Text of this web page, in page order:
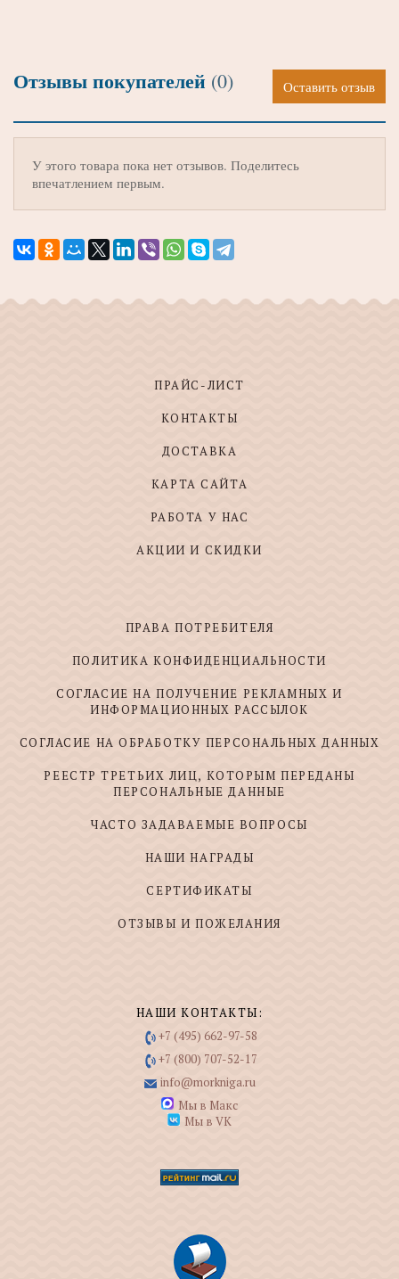
Отзывы покупателей (0) Оставить отзыв
У этого товара пока нет отзывов. Поделитесь
впечатлением первым.
ПРАЙС-ЛИСТ
КОНТАКТЫ
ДОСТАВКА
КАРТА САЙТА
РАБОТА У НАС
АКЦИИ И СКИДКИ
ПРАВА ПОТРЕБИТЕЛЯ
ПОЛИТИКА КОНФИДЕНЦИАЛЬНОСТИ
СОГЛАСИЕ НА ПОЛУЧЕНИЕ РЕКЛАМНЫХ И
ИНФОРМАЦИОННЫХ РАССЫЛОК
СОГЛАСИЕ НА ОБРАБОТКУ ПЕРСОНАЛЬНЫХ ДАННЫХ
РЕЕСТР ТРЕТЬИХ ЛИЦ, КОТОРЫМ ПЕРЕДАНЫ
ПЕРСОНАЛЬНЫЕ ДАННЫЕ
ЧАСТО ЗАДАВАЕМЫЕ ВОПРОСЫ
НАШИ НАГРАДЫ
СЕРТИФИКАТЫ
ОТЗЫВЫ И ПОЖЕЛАНИЯ
НАШИ КОНТАКТЫ:
+7 (495) 662-97-58
+7 (800) 707-52-17
info@morkniga.ru
Мы в Макс
Мы в VK